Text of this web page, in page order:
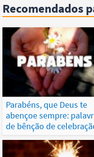
Recomendados
Parabéns, que Deus te
abençoe sempre:
de bênção de